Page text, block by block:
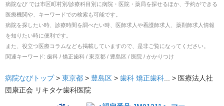
病院なび では市区町村別/診療科目別に病院・医院・薬局を探せるほか、予約ができる
医療機関や、キーワードでの検索も可能です。
病院を探したい時、診療時間を調べたい時、医師求人や看護師求人、薬剤師求人情報
を知りたい時に便利です。
また、役立つ医療コラムなども掲載していますので、是非ご覧になってください。
関連キーワード: 歯科 / 矯正歯科 / 東京都 / 豊島区 / 医院 / かかりつけ
病院なびトップ > 東京都 > 豊島区 > 歯科 矯正歯科... > 医療法人社
団康正会 リキタケ歯科医院